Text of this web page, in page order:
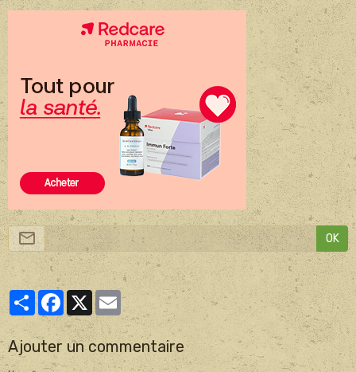
OK
PartagerFacebook
X Email
Ajouter un commentaire